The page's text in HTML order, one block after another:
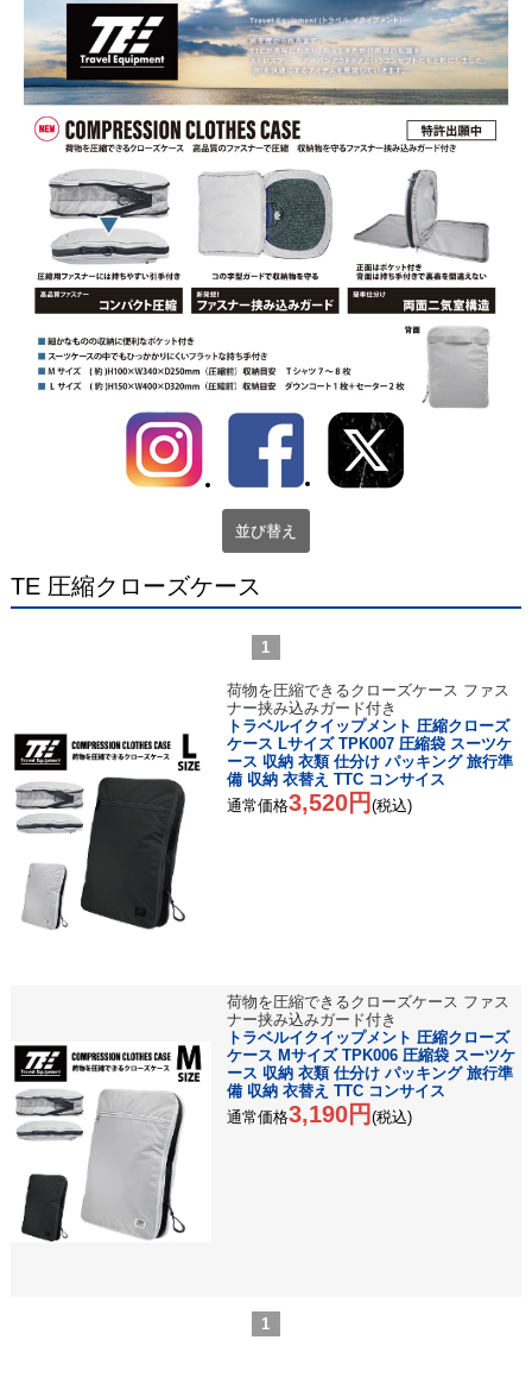
並び替え
TE 圧縮クローズケース
1
荷物を圧縮できるクローズケース ファス
ナー挟み込みガード付き
トラベルイクイップメント 圧縮クローズ
ケース Lサイズ TPK007 圧縮袋 スーツケ
ース 収納 衣類 仕分け パッキング 旅行準
備 収納 衣替え TTC コンサイス
通常価格3,520円 (税込)
荷物を圧縮できるクローズケース ファス
ナー挟み込みガード付き
トラベルイクイップメント 圧縮クローズ
ケース Mサイズ TPK006 圧縮袋 スーツケ
ース 収納 衣類 仕分け パッキング 旅行準
備 収納 衣替え TTC コンサイス
通常価格3,190円 (税込)
1